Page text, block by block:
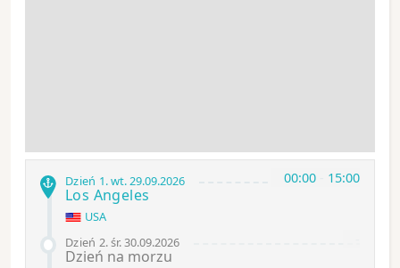
00:00 15:00
Dzień 1.wt.29.09.2026
Los Angeles
USA
Dzień 2.śr.30.09.2026
Dzień na morzu